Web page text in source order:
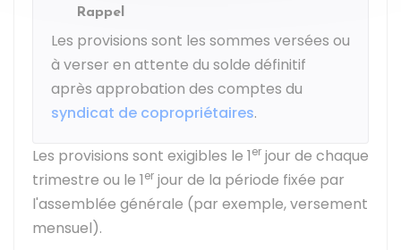
Rappel
Les provisions sont les sommes versées ou
à verser en attente du solde définitif
après approbation des comptes du
syndicat de copropriétaires.
Les provisions sont exigibles le 1er jour de chaque
trimestre ou le 1er jour de la période fixée par
l'assemblée générale (par exemple, versement
mensuel).